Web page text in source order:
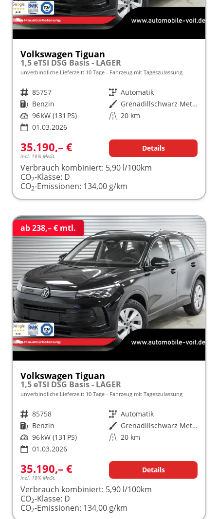
Volkswagen Tiguan
1,5 eTSI DSG Basis - LAGER
unverbindliche Lieferzeit: 10 Tage Fahrzeug mit Tageszulassung
Fahrzeugnr. 85757 Getriebe Automatik
Kraftstoff Benzin Außenfarbe
Grenadillschwarz Metallic (0E)
Leistung 96 kW (131 PS) Kilometerstand 20 km
01.03.2026
35.190,– €
incl. 19% MwSt.
Details
Verbrauch kombiniert: 5,90 l/100km
CO2-Klasse: D
CO2-Emissionen: 134,00 g/km
ab 238,– € mtl.
Volkswagen Tiguan
1,5 eTSI DSG Basis - LAGER
unverbindliche Lieferzeit: 10 Tage Fahrzeug mit Tageszulassung
Fahrzeugnr. 85758 Getriebe Automatik
Kraftstoff Benzin Außenfarbe
Grenadillschwarz Metallic (0E)
Leistung 96 kW (131 PS) Kilometerstand 20 km
01.03.2026
35.190,– €
incl. 19% MwSt.
Details
Verbrauch kombiniert: 5,90 l/100km
CO2-Klasse: D
CO2-Emissionen: 134,00 g/km